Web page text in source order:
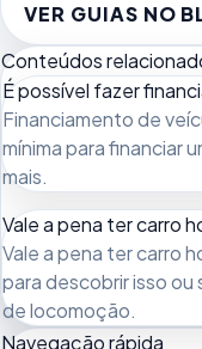
VER GUIAS NO
Conteúdos
É possível fazer
Financiamento de
mínima para financiar
mais.
Vale a pena ter carro
Vale a pena ter carro
para descobrir isso
de locomoção.
Navegação rápida